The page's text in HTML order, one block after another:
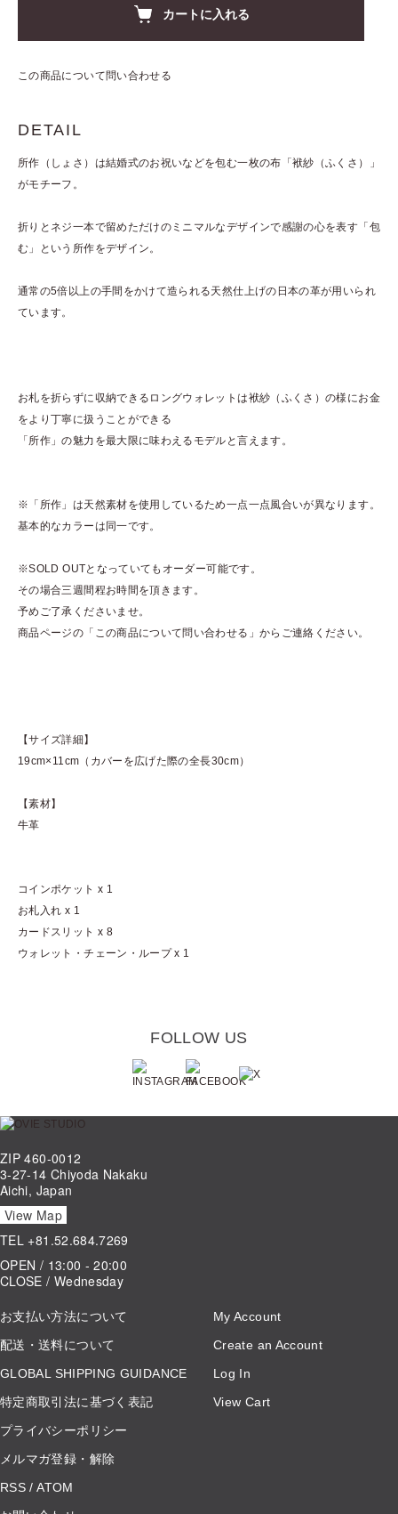
カートに入れる
この商品について問い合わせる
DETAIL
所作（しょさ）は結婚式のお祝いなどを包む一枚の布「袱紗（ふくさ）」
がモチーフ。
折りとネジ一本で留めただけのミニマルなデザインで感謝の心を表す「包
む」という所作をデザイン。
通常の5倍以上の手間をかけて造られる天然仕上げの日本の革が用いられ
ています。
お札を折らずに収納できるロングウォレットは袱紗（ふくさ）の様にお金
をより丁寧に扱うことができる
「所作」の魅力を最大限に味わえるモデルと言えます。
※「所作」は天然素材を使用しているため一点一点風合いが異なります。
基本的なカラーは同一です。
※SOLD OUTとなっていてもオーダー可能です。
その場合三週間程お時間を頂きます。
予めご了承くださいませ。
商品ページの「この商品について問い合わせる」からご連絡ください。
【サイズ詳細】
19cm×11cm（カバーを広げた際の全長30cm）
【素材】
牛革
コインポケット x 1
お札入れ x 1
カードスリット x 8
ウォレット・チェーン・ループ x 1
FOLLOW US
ZIP 460-0012
3-27-14 Chiyoda Nakaku
Aichi, Japan
View Map
TEL +81.52.684.7269
OPEN / 13:00 - 20:00
CLOSE / Wednesday
お支払い方法について
配送・送料について
GLOBAL SHIPPING GUIDANCE
特定商取引法に基づく表記
プライバシーポリシー
メルマガ登録・解除
RSS /ATOM
My Account
Create an Account
Log In
View Cart